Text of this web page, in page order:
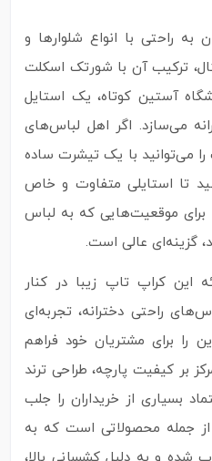
به راحتی با انواع شلوارها و
ترکیب آن با شورتک اسکلت
آستین کوتاه، یک استایل
می‌سازد. اگر اهل لباس‌های
می‌توانید با یک تیشرت ساده
تا استایلی متفاوت و خاص
برای موقعیت‌هایی که به لباس
گزینه‌ای عالی است.
این کراپ تاپ زیبا در کنار
راحتی دخترانه، تجربه‌ای
را برای مشتریان خود فراهم
بر کیفیت پارچه، طراحی ترند
بسیاری از خریداران را جلب
از جمله محصولاتی است که به